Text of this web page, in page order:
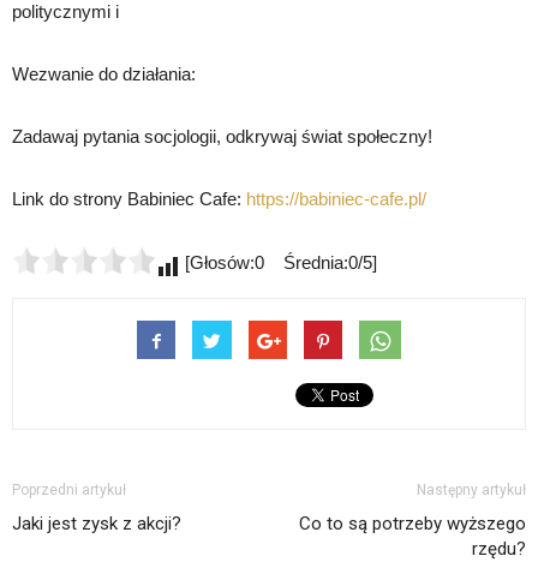
politycznymi i
Wezwanie do działania:
Zadawaj pytania socjologii, odkrywaj świat społeczny!
Link do strony Babiniec Cafe: https://babiniec-cafe.pl/
[Głosów:0 Średnia:0/5]
Poprzedni artykuł
Jaki jest zysk z akcji?
Następny artykuł
Co to są potrzeby wyższego
rzędu?